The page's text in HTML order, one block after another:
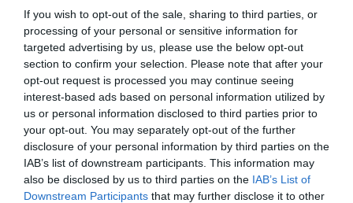
If you wish to opt-out of the sale, sharing to third parties, or
processing of your personal or sensitive information for
targeted advertising by us, please use the below opt-out
section to confirm your selection. Please note that after your
opt-out request is processed you may continue seeing
interest-based ads based on personal information utilized by
us or personal information disclosed to third parties prior to
your opt-out. You may separately opt-out of the further
disclosure of your personal information by third parties on the
IAB’s list of downstream participants. This information may
also be disclosed by us to third parties on the IAB’s List of
Downstream Participants that may further disclose it to other
chambre familiale (2 adultes et 2 enfants) 4 MONTREZ LES PRIX
Tutte le 25 camere, curate nei dettagli, sono arredate con gusto
privilegiando colori soavi e arredamento vintage originale, alcune stanze
sono infatti dotate di mobili d’epoca per offrire al cliente l'emozione di
entrare in un regno di altri tempi.
Ogni camera dell’Hotel Rosati dispone di bagno privato, wi-fi, tv, telefono
con linea esterna diretta e aria condizionata.
Chambres disponibles: Individuelle, Double avec grand lit, chambre
familiale (2 adultes et 1 enfant), chambre familiale (2 adultes et 2 enfants).